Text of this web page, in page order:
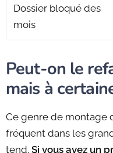
Dossier bloqué des
mois
Peut-on le
mais à
Ce genre de montage
fréquent dans les
tend. Si vous avez un